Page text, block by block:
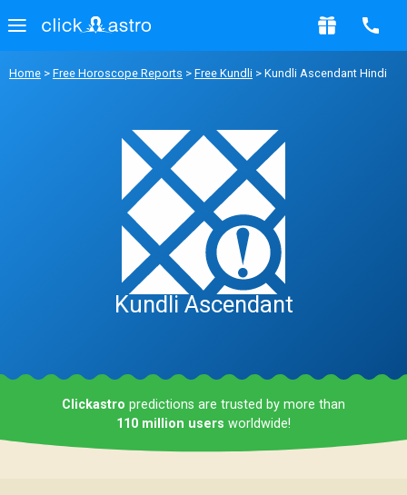
Home > Free Horoscope Reports > Free Kundli > Kundli Ascendant Hindi
Kundli Ascendant
Clickastro predictions are trusted by more than
110 million users worldwide!